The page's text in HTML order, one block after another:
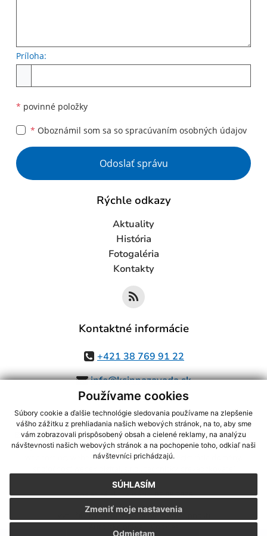
Používame cookies
Súbory cookie a ďalšie technológie sledovania používame na zlepšenie
vášho zážitku z prehliadania našich webových stránok, na to, aby sme
vám zobrazovali prispôsobený obsah a cielené reklamy, na analýzu
návštevnosti našich webových stránok a na pochopenie toho, odkiaľ naši
návštevníci prichádzajú.
SÚHLASÍM
Odmietam
Zmeniť moje nastavenia
Príloha:
* povinné položky
* Oboznámil som sa so spracúvaním osobných údajov
Google reCaptcha Response
Odoslať správu
Rýchle odkazy
Aktuality
História
Fotogaléria
Kontakty
Kontaktné informácie
+421 38 769 91 22
info@ksinnazavada.sk
využite možnosť získavania aktuálnych informácií s využitím RSS
CMS systém (redakčný) systém ECHELON 2,Mapa stránok,web portál
webex.digital, s.r.o.,domény,registrácia domény
Posledná aktualizácia:07.08.2026
Vytlačiť stránku|Vyhlásenie o prístupnosti